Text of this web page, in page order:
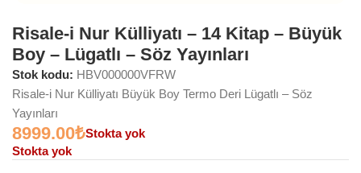
Risale-i Nur Külliyatı – 14 Kitap – Büyük
Boy – Lügatlı – Söz Yayınları
Stok kodu: HBV000000VFRW
Risale-i Nur Külliyatı Büyük Boy Termo Deri Lügatlı – Söz
Yayınları
8999.00₺Stokta yok
Stokta yok